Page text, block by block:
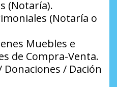
(Notaría).
(Notaría o
Muebles e
de Compra-Venta.
Donaciones / Dación